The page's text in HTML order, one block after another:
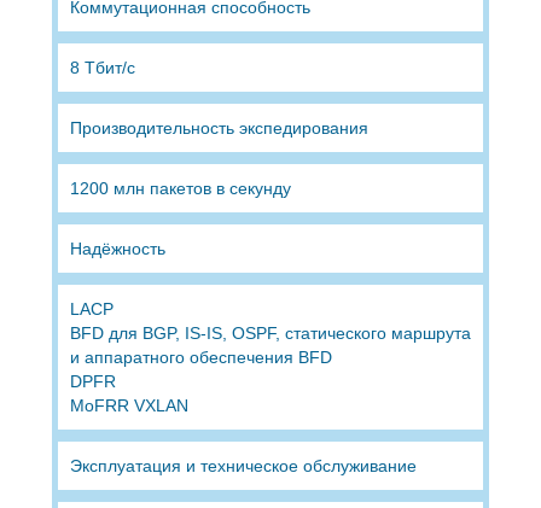
Коммутационная способность
8 Тбит/с
Производительность экспедирования
1200 млн пакетов в секунду
Надёжность
LACP
BFD для BGP, IS-IS, OSPF, статического маршрута
и аппаратного обеспечения BFD
DPFR
MoFRR VXLAN
Эксплуатация и техническое обслуживание